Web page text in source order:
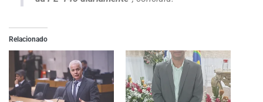
Relacionado